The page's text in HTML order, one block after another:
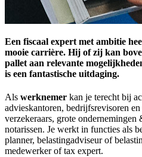
Een fiscaal expert met ambitie
mooie carrière. Hij of zij kan
pallet aan relevante
is een fantastische uitdaging.
Als werknemer kan je terecht bij
advies­kantoren, bedrijfs­revisoren
verzekeraars, grote ondernemingen
notarissen. Je werkt in functies als
planner, belasting­adviseur of
medewerker of tax expert.